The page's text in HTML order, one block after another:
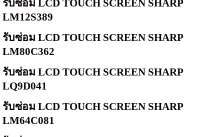
รับซ่อม LCD TOUCH SCREEN SHARP
LM12S389
รับซ่อม LCD TOUCH SCREEN SHARP
LM80C362
รับซ่อม LCD TOUCH SCREEN SHARP
LQ9D041
รับซ่อม LCD TOUCH SCREEN SHARP
LM64C081